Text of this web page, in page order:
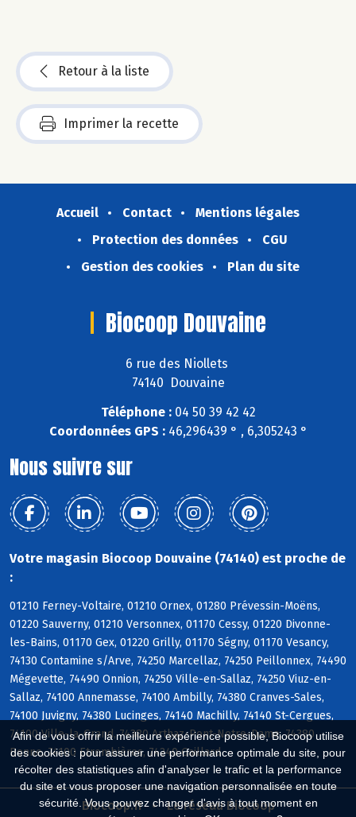
Afin de vous offrir la meilleure expérience possible, Biocoop utilise
des cookies : pour assurer une performance optimale du site, pour
récolter des statistiques afin d'analyser le trafic et la performance
du site et vous proposer une navigation personnalisée en toute
sécurité. Vous pouvez changer d'avis à tout moment en
Retour à la liste
Imprimer la recette
Accueil Contact
Mentions légales
Protection des données
CGU
Gestion des cookies
Plan du site
Biocoop Douvaine
6 rue des Niollets
74140 Douvaine
Téléphone :04 50 39 42 42
Coordonnées GPS :46,296439 ° , 6,305243 °
Nous suivre sur
Votre magasin Biocoop Douvaine (74140) est proche de
:
01210 Ferney-Voltaire, 01210 Ornex, 01280 Prévessin-Moëns,
01220 Sauverny, 01210 Versonnex, 01170 Cessy, 01220 Divonne-
les-Bains, 01170 Gex, 01220 Grilly, 01170 Ségny, 01170 Vesancy,
74130 Contamine s/Arve, 74250 Marcellaz, 74250 Peillonnex, 74490
Mégevette, 74490 Onnion, 74250 Ville-en-Sallaz, 74250 Viuz-en-
Sallaz, 74100 Annemasse, 74100 Ambilly, 74380 Cranves-Sales,
74100 Juvigny, 74380 Lucinges, 74140 Machilly, 74140 St-Cergues,
74100 Ville-la-Grand, 74380 Arthaz-Pont-Notre-Dame, 74380
Bonne, 74100 Etrembières, 74240 Gaillard
Biocoop.fr Le réseau Biocoop